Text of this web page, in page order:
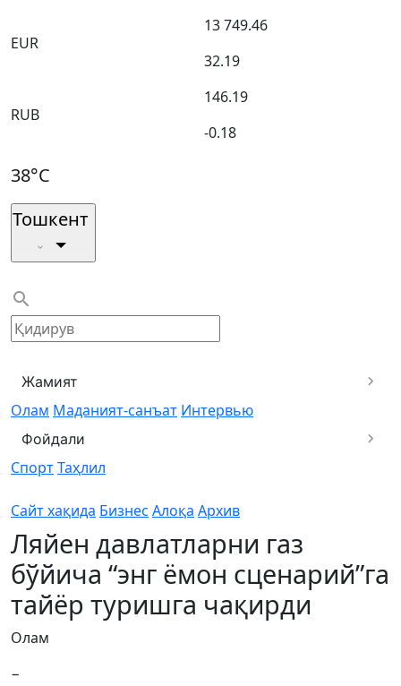
EUR
13 749.46
32.19
RUB
146.19
-0.18
38°C
Тошкент
Жамият
Олам Маданият-санъат Интервью
Фойдали
СпортТаҳлил
Сайт хақида Бизнес Алоқа Архив
Ляйен давлатларни газ
бўйича “энг ёмон сценарий”га
тайёр туришга чақирди
Олам
−